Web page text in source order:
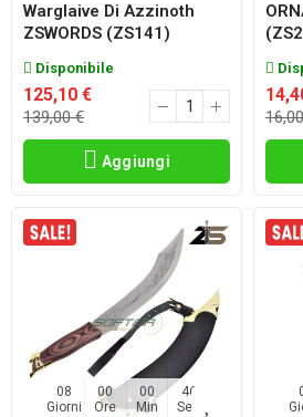
Warglaive Di Azzinoth
ZSWORDS (ZS141)
Disponibile
125,10 €
139,00 €
Aggiungi
08
Giorni
00
Ore
00
Min
45
Sec